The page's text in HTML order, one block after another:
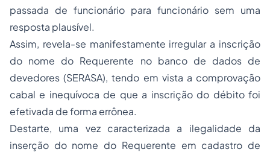
passada de funcionário para funcionário sem uma
resposta plausível.
Assim, revela-se manifestamente irregular a inscrição
do nome do Requerente no banco de dados de
devedores (SERASA), tendo em vista a comprovação
cabal e inequívoca de que a inscrição do débito foi
efetivada de forma errônea.
Destarte, uma vez caracterizada a ilegalidade da
inserção do nome do Requerente em cadastro de